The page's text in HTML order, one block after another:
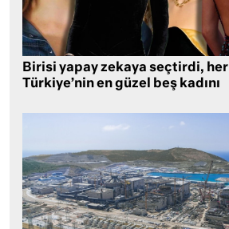
Birisi yapay zekaya seçtirdi,
Türkiye’nin en güzel beş kadını